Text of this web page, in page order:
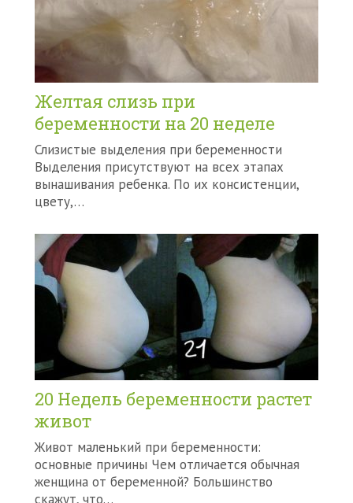
Желтая слизь при
беременности на 20 неделе
Слизистые выделения при беременности
Выделения присутствуют на всех этапах
вынашивания ребенка. По их консистенции,
цвету,…
20 Недель беременности растет
живот
Живот маленький при беременности:
основные причины Чем отличается обычная
женщина от беременной? Большинство
скажут, что…